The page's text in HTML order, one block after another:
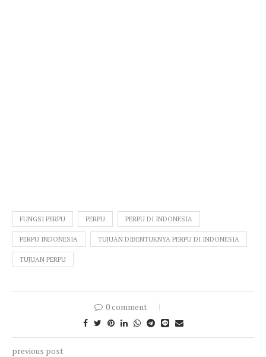
FUNGSI PERPU PERPU PERPU DI INDONESIA
PERPU INDONESIA TUJUAN DIBENTUKNYA PERPU DI INDONESIA
TUJUAN PERPU
0 comment
previous post